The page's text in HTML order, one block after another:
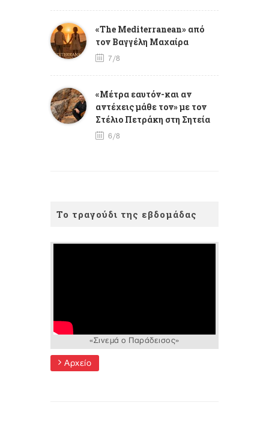
«The Mediterranean» από
τον Βαγγέλη Μαχαίρα
7/8
«Μέτρα εαυτόν-και αν
αντέχεις μάθε τον» με τον
Στέλιο Πετράκη στη Σητεία
6/8
Το τραγούδι της εβδομάδας
«Σινεμά ο Παράδεισος»
Αρχείο